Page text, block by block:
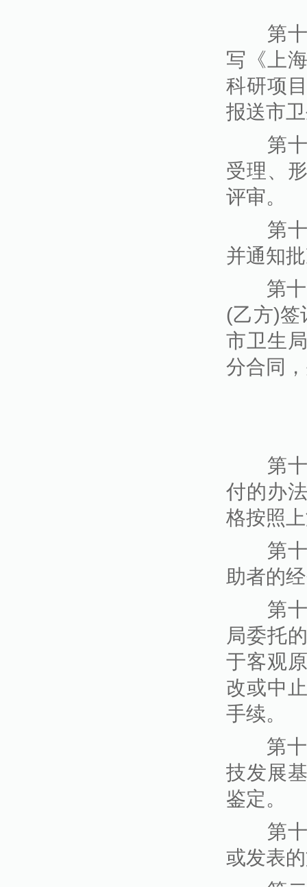
第十
写《上
科研项
报送市
第十
受理、
评审。
第十
并通知
第十四
(乙方)签
市卫生
分合同
第十
付的办
格按照
第十
助者的
第十
局委托
于客观
改或中
手续。
第十
技发展
鉴定。
第十
或发表